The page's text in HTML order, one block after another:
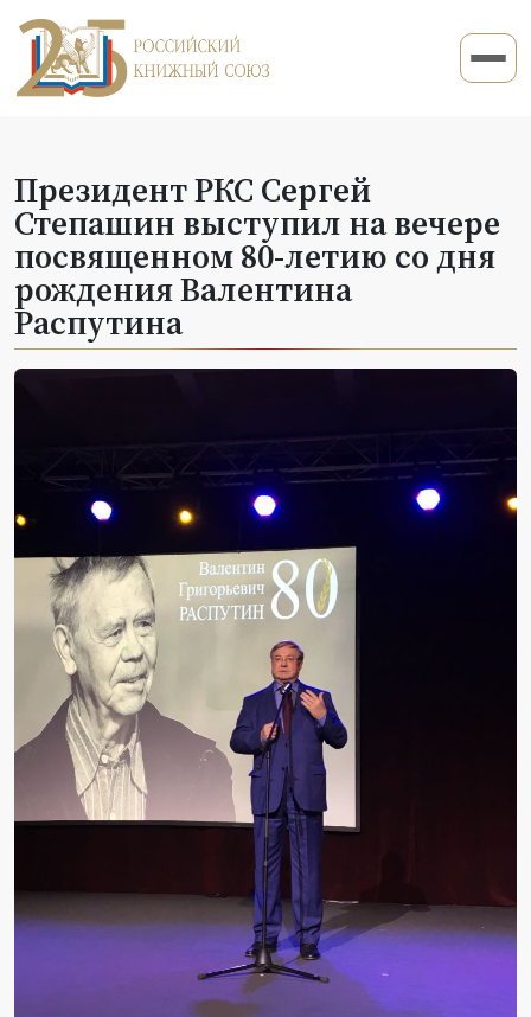
Президент РКС Сергей
Степашин выступил на вечере
посвященном 80-летию со дня
рождения Валентина
Распутина